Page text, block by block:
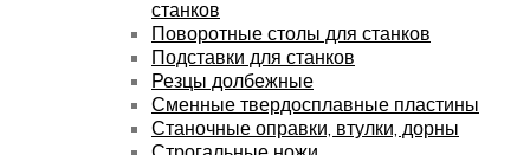
станков
Поворотные столы для станков
Подставки для станков
Резцы долбежные
Сменные твердосплавные пластины
Станочные оправки, втулки, дорны